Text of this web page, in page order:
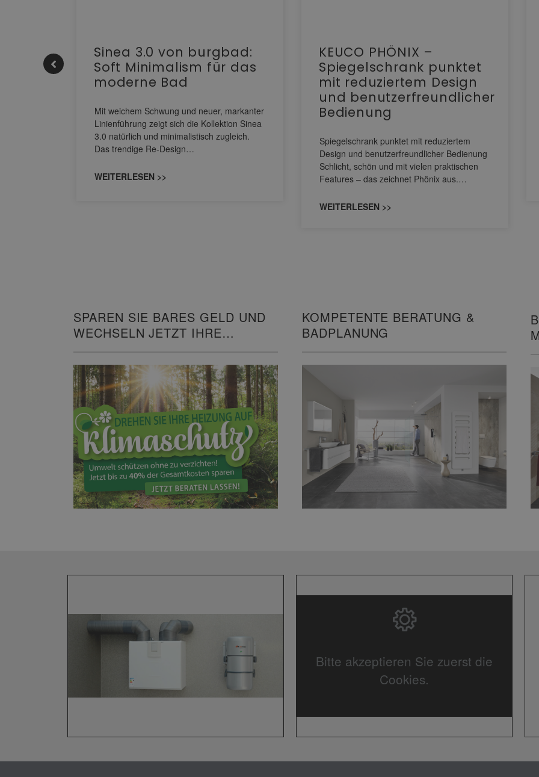
Sinea 3.0 von burgbad:
Soft Minimalism für das
moderne Bad
Mit weichem Schwung und neuer, markanter
Linienführung zeigt sich die Kollektion Sinea
3.0 natürlich und minimalistisch zugleich.
Das trendige Re-Design…
WEITERLESEN >>
KEUCO PHÖNIX –
Spiegelschrank punktet
mit reduziertem Design
und benutzerfreundlicher
Bedienung
Spiegelschrank punktet mit reduziertem
Design und benutzerfreundlicher Bedienung
Schlicht, schön und mit vielen praktischen
Features – das zeichnet Phönix aus.…
WEITERLESEN >>
SPAREN SIE BARES GELD UND
WECHSELN JETZT IHRE
KOMPETENTE BERATUNG &
BADPLANUNG
Bitte akzeptieren Sie zuerst die
Cookies.